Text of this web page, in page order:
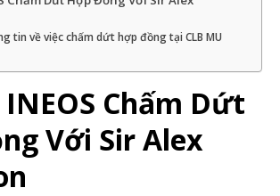
tin về việc chấm dứt hợp đồng tại CLB MU
INEOS Chấm Dứt
Với Sir Alex